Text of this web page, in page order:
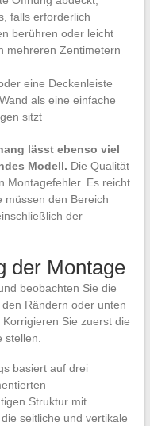
falls erforderlich
berühren oder leicht
mehreren Zentimetern
eine Deckenleiste
als eine einfache
sitzt
lässt ebenso viel
Modell. Die Qualität
Montagefehler. Es reicht
müssen den Bereich
der
der Montage
beobachten Sie die
Rändern oder unten
Sie zuerst die
stellen.
basiert auf drei
Struktur mit
seitliche und vertikale